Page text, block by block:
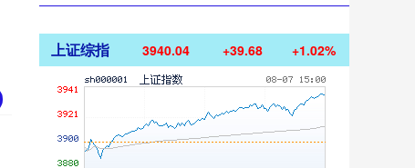
上证综指 3940.04 +39.68 +1.02%